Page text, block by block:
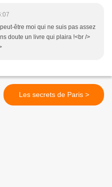
être moi qui ne suis pas assez
doute un livre qui plaira !<br />
Les secrets de Paris >